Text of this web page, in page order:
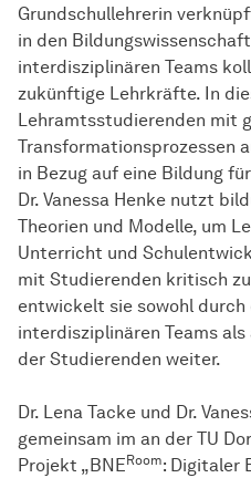
Grundschullehrerin
in den
interdisziplinären Teams
zukünftige Lehrkräfte. In
Lehramtsstudierenden mit
Transformationsprozessen
in Bezug auf eine Bildung
Dr. Vanessa Henke nutzt
Theorien und Modelle, um
Unterricht und
mit Studierenden kritisch
entwickelt sie sowohl durch
interdisziplinären Teams
der Studierenden weiter.
Dr. Lena Tacke und Dr.
gemeinsam im an der TU
Projekt „BNERoom: Digitaler